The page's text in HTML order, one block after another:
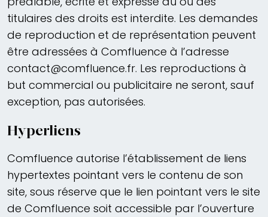
titulaires des droits est interdite. Les demandes
de reproduction et de représentation peuvent
être adressées à Comfluence à l’adresse
contact@comfluence.fr. Les reproductions à
but commercial ou publicitaire ne seront, sauf
exception, pas autorisées.
Hyperliens
Comfluence autorise l’établissement de liens
hypertextes pointant vers le contenu de son
site, sous réserve que le lien pointant vers le site
de Comfluence soit accessible par l’ouverture